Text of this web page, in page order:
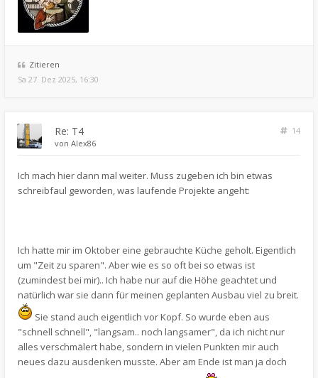
Zitieren
Sa 27. Dez 2025, 16:30
Re: T4
14
von Alex86
Ich mach hier dann mal weiter. Muss zugeben ich bin etwas
schreibfaul geworden, was laufende Projekte angeht:
Ich hatte mir im Oktober eine gebrauchte Küche geholt. Eigentlich
um "Zeit zu sparen". Aber wie es so oft bei so etwas ist
(zumindest bei mir).. Ich habe nur auf die Höhe geachtet und
natürlich war sie dann für meinen geplanten Ausbau viel zu breit.
Sie stand auch eigentlich vor Kopf. So wurde eben aus
"schnell schnell", "langsam.. noch langsamer", da ich nicht nur
alles verschmälert habe, sondern in vielen Punkten mir auch
neues dazu ausdenken musste. Aber am Ende ist man ja doch